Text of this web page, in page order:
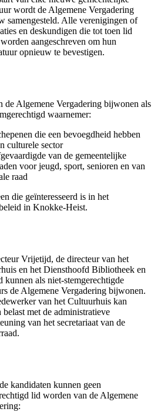
wordt de Algemene Vergadering
samengesteld. Alle verenigingen of
en deskundigen die tot toen lid
aangeschreven om hun
opnieuw te bevestigen.
de Algemene Vergadering bijwonen als
waarnemer:
die een bevoegdheid hebben
culturele sector
van de gemeentelijke
voor jeugd, sport, senioren en van
raad
die geïnteresseerd is in het
in Knokke-Heist.
Vrijetijd, de directeur van het
en het Diensthoofd Bibliotheek en
kunnen als niet-stemgerechtigde
de Algemene Vergadering bijwonen.
van het Cultuurhuis kan
belast met de administratieve
van het secretariaat van de
kandidaten kunnen geen
lid worden van de Algemene